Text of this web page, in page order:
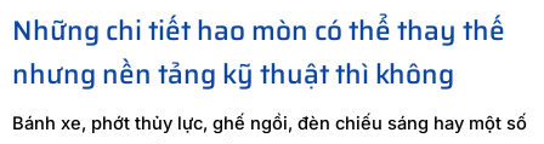
Những chi tiết hao mòn có thể thay thế
nhưng nền tảng kỹ thuật thì không
Bánh xe, phớt thủy lực, ghế ngồi, đèn chiếu sáng hay một số